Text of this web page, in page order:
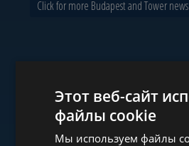
Click for more Budapest and Tower
Ознакомьтесь с
портфолио
Этот веб-сайт
файлы cookie
Мы используем файлы